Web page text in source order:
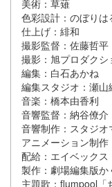
美術：草薙
色彩設計：のぼりは
仕上げ：緋和
撮影監督：佐藤哲平
撮影：旭プロダク
編集：白石あかね
編集スタジオ：瀬山
音楽：橋本由香利
音響監督：納谷僚介
音響制作：スタジオ
アニメーション制
配給：エイベック
製作：劇場編集版
主題歌：flumpool「